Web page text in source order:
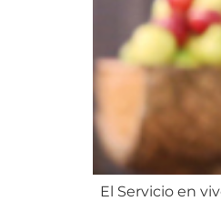
El Servicio en